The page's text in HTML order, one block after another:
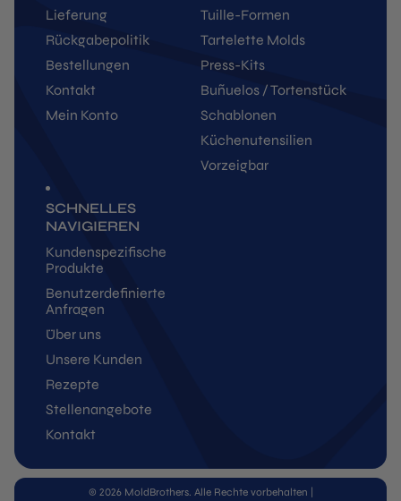
Lieferung
Rückgabepolitik
Bestellungen
Kontakt
Mein Konto
Tuille-Formen
Tartelette Molds
Press-Kits
Buñuelos / Tortenstück
Schablonen
Küchenutensilien
Vorzeigbar
SCHNELLES
NAVIGIEREN
Kundenspezifische
Produkte
Benutzerdefinierte
Anfragen
Über uns
Unsere Kunden
Rezepte
Stellenangebote
Kontakt
© 2026 MoldBrothers. Alle Rechte vorbehalten